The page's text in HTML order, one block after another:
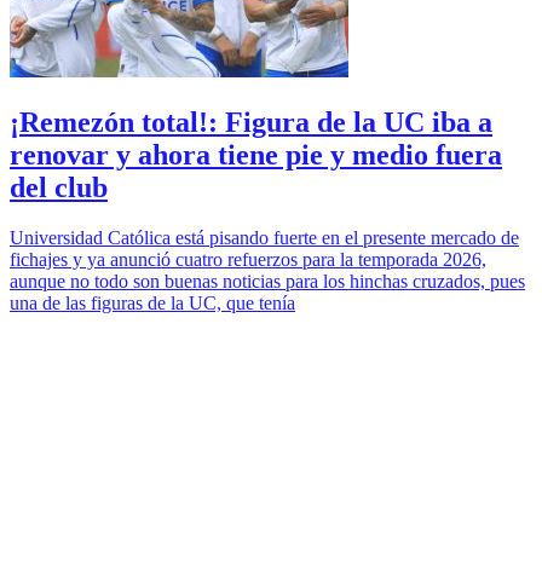
¡Remezón total!: Figura de la UC iba a
renovar y ahora tiene pie y medio fuera
del club
Universidad Católica está pisando fuerte en el presente mercado de
fichajes y ya anunció cuatro refuerzos para la temporada 2026,
aunque no todo son buenas noticias para los hinchas cruzados, pues
una de las figuras de la UC, que tenía